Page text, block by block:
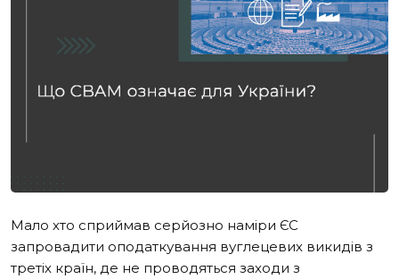
Мало хто сприймав серйозно наміри ЄС
запровадити оподаткування вуглецевих викидів з
третіх країн, де не проводяться заходи з